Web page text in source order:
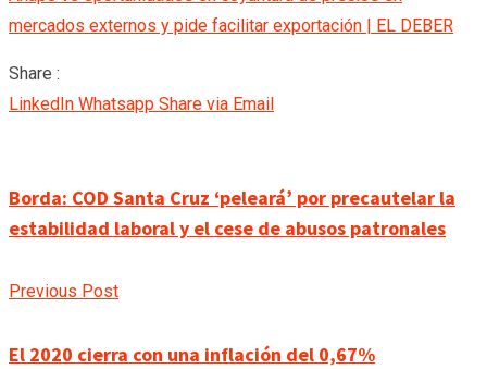
mercados externos y pide facilitar exportación | EL DEBER
Share :
LinkedIn Whatsapp Share via Email
Borda: COD Santa Cruz ‘peleará’ por precautelar la
estabilidad laboral y el cese de abusos patronales
Previous Post
El 2020 cierra con una inflación del 0,67%